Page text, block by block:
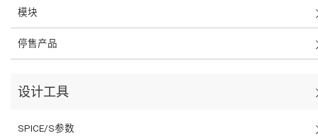
模块
停售产品
设计工具
SPICE/S参数